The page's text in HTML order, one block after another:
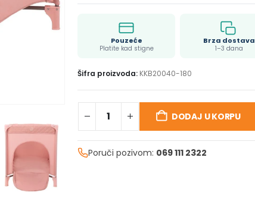
Pouzeće
Platite kad stigne
Brza dostava
1–3 dana
Šifra proizvoda: KKB20040-180
DODAJ U KORPU
Poruči pozivom: 069 111 2322